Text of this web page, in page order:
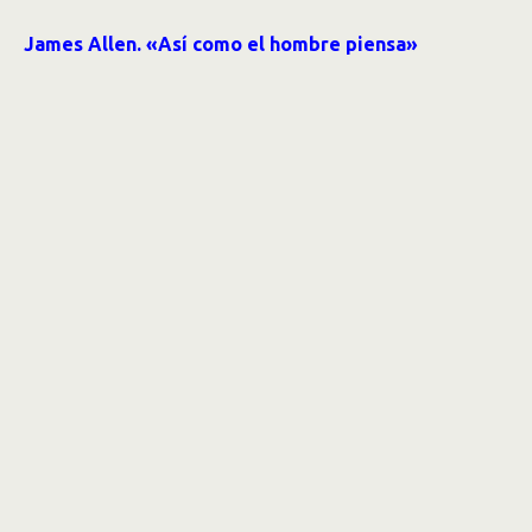
James Allen. «Así como el hombre piensa»